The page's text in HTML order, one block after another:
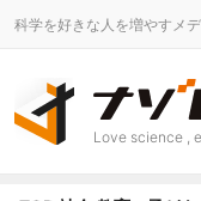
科学を好きな人を増やすメ
Love science ,